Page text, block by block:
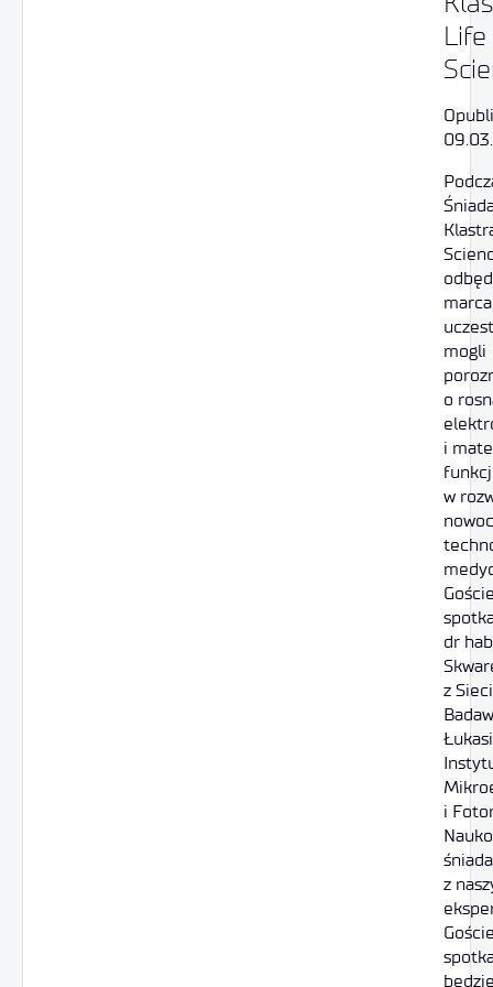
Life
mogli
o
i
w
dr
z Sieci
i
z